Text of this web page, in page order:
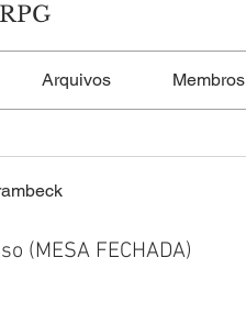
Arquivos Membros
(MESA FECHADA)